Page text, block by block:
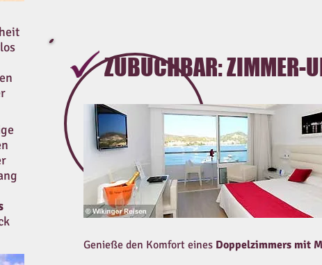
ZUBUCHBAR: ZIMMER-
Genieße den Komfort eines Doppelzimmers mit